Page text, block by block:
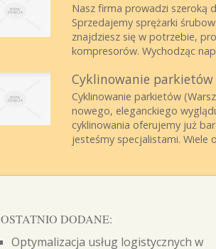
Nasz firma prowadzi szeroką
Sprzedajemy sprężarki
znajdziesz się w potrzebie,
kompresorów. Wychodząc
Cyklinowanie
Cyklinowanie parkietów
nowego, eleganckiego
cyklinowania oferujemy już
jesteśmy specjalistami. Wiele
OSTATNIO DODANE:
Optymalizacja usług logistycznych w